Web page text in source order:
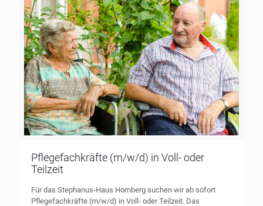
Pflegefachkräfte (m/w/d) in Voll- oder
Teilzeit
Für das Stephanus-Haus Hornberg suchen wir ab sofort
Pflegefachkräfte (m/w/d) in Voll- oder Teilzeit. Das